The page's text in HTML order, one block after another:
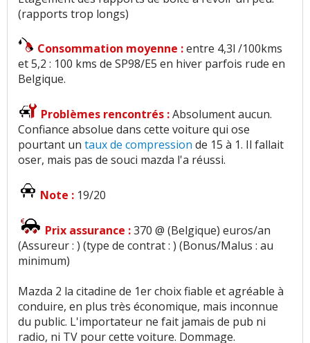
(rapports trop longs)
Consommation moyenne :entre 4,3l /100kms
et 5,2 : 100 kms de SP98/E5 en hiver parfois rude en
Belgique.
Problèmes rencontrés :Absolument aucun.
Confiance absolue dans cette voiture qui ose
pourtant un taux de compression de 15 à 1. Il fallait
oser, mais pas de souci mazda l'a réussi.
Note : 19/20
Prix assurance :370 @ (Belgique) euros/an
(Assureur : ) (type de contrat : ) (Bonus/Malus : au
minimum)
Mazda 2 la citadine de 1er choix fiable et agréable à
conduire, en plus très économique, mais inconnue
du public. L'importateur ne fait jamais de pub ni
radio, ni TV pour cette voiture. Dommage.